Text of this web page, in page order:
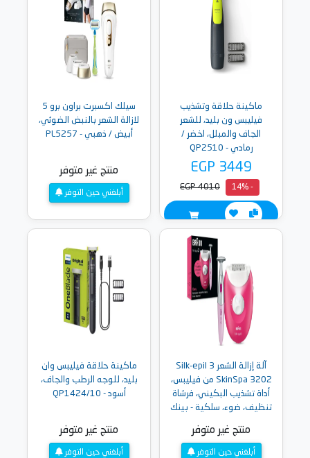
ماكينة حلاقة وتشذيب
فيليبس ون بليد، للشعر
الجاف والمبلل، اخضر /
رمادي - QP2510
EGP 3449
- 14%
EGP 4010
سيلك اكسبرت براون برو 5
لازالة الشعر بالنبض الضوئي،
أبيض / ذهبي - PL5257
منتج غير متوفر
أبلغني حين التوفر
آلة إزالة الشعر Silk-epil 3
SkinSpa 3202 من فيليبس،
أداة تشذيب البكيني، فرشاة
تنظيف، ضوء، سلكية - بينك
منتج غير متوفر
أبلغني حين التوفر
ماكينة حلاقة فيليبس وان
بليد، للوجه الرطب والجاف،
أسود - QP1424/10
منتج غير متوفر
أبلغني حين التوفر